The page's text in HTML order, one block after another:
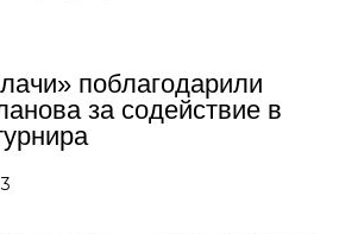
поблагодарили
за содействие в